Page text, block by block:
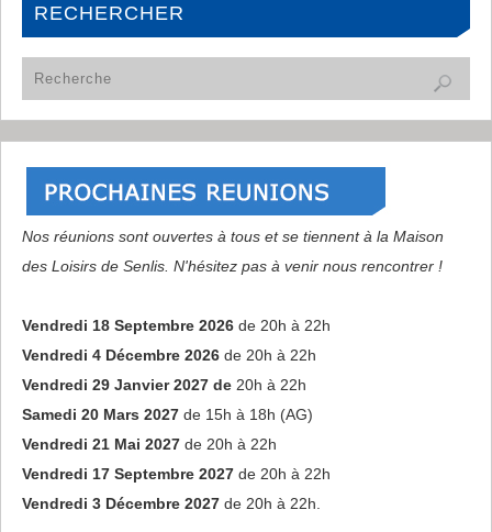
RECHERCHER
Nos réunions sont ouvertes à tous et se tiennent à la Maison
des Loisirs de Senlis. N'hésitez pas à venir nous rencontrer !
Vendredi 18 Septembre 2026de 20h à 22h
Vendredi 4 Décembre 2026de 20h à 22h
Vendredi 29 Janvier 2027 de20h à 22h
Samedi 20 Mars 2027de 15h à 18h (AG)
Vendredi 21 Mai 2027de 20h à 22h
Vendredi 17 Septembre 2027de 20h à 22h
Vendredi 3 Décembre 2027de 20h à 22h.